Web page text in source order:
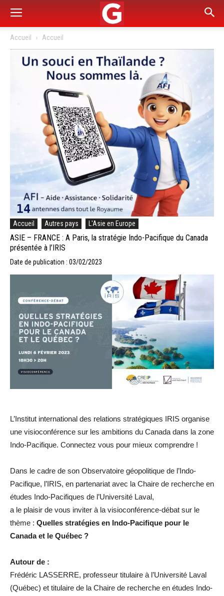
Accueil Accueil
Accueil Autres pays L'Asie en Europe
ASIE – FRANCE : A Paris, la stratégie Indo-Pacifique du Canada
présentée à l’IRIS
Date de publication : 03/02/2023
L’Institut international des relations stratégiques IRIS organise
une visioconférence sur les ambitions du Canada dans la zone
Indo-Pacifique. Connectez vous pour mieux comprendre !
Dans le cadre de son Observatoire géopolitique de l’Indo-
Pacifique, l’IRIS, en partenariat avec la Chaire de recherche en
études Indo-Pacifiques de l’Université Laval,
a le plaisir de vous inviter à la visioconférence-débat sur le
thème : Quelles stratégies en Indo-Pacifique pour le
Canada et le Québec ?
Autour de :
Frédéric LASSERRE, professeur titulaire à l’Université Laval
(Québec) et titulaire de la Chaire de recherche en études Indo-